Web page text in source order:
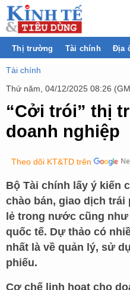
Thị trường Tài chính Địa
Tài chính
Thứ năm, 04/12/2025 08:26
“Cởi trói” thị
doanh nghiệp
Theo dõi KT&TD trên
Bộ Tài chính lấy ý kiến
chào bán, giao dịch trái
lẻ trong nước cũng
quốc tế. Dự thảo có
nhất là về quản lý, sử
phiếu.
Cơ chế linh hoạt cho